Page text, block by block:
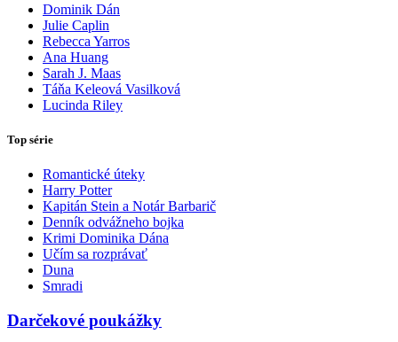
Dominik Dán
Julie Caplin
Rebecca Yarros
Ana Huang
Sarah J. Maas
Táňa Keleová Vasilková
Lucinda Riley
Top série
Romantické úteky
Harry Potter
Kapitán Stein a Notár Barbarič
Denník odvážneho bojka
Krimi Dominika Dána
Učím sa rozprávať
Duna
Smradi
Darčekové poukážky